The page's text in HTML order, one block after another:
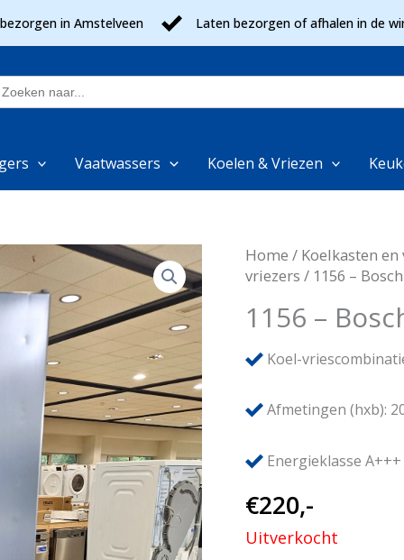
in Amstelveen Laten bezorgen of afhalen in de
Vaatwassers Koelen & Vriezen
Home / Koelkasten en
vriezers / 1156 – Bosch
1156 –
Koel-
Afmetingen (hxb):
Energieklasse A+++
€220,-
Uitverkocht